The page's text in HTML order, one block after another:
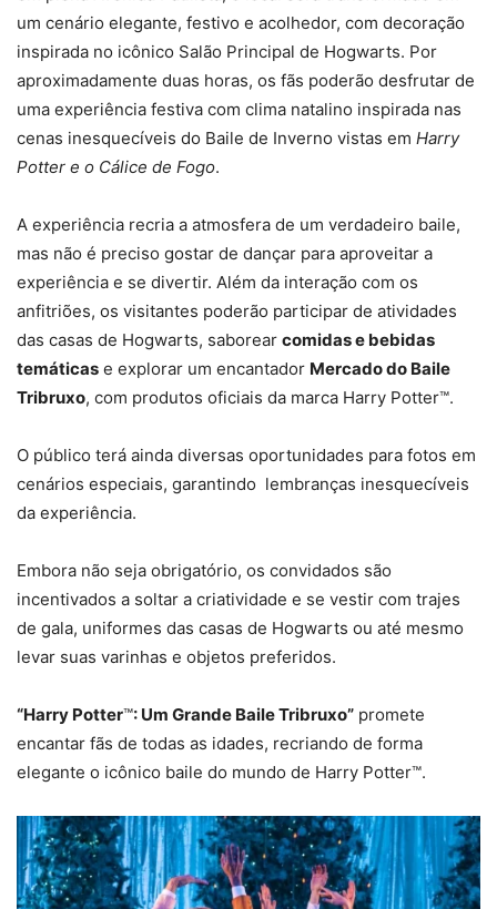
um cenário elegante, festivo e acolhedor, com decoração
inspirada no icônico Salão Principal de Hogwarts. Por
aproximadamente duas horas, os fãs poderão desfrutar de
uma experiência festiva com clima natalino inspirada nas
cenas inesquecíveis do Baile de Inverno vistas em Harry
Potter e o Cálice de Fogo.
A experiência recria a atmosfera de um verdadeiro baile,
mas não é preciso gostar de dançar para aproveitar a
experiência e se divertir. Além da interação com os
anfitriões, os visitantes poderão participar de atividades
das casas de Hogwarts, saborear comidas e bebidas
temáticas e explorar um encantador Mercado do Baile
Tribruxo, com produtos oficiais da marca Harry Potter™.
O público terá ainda diversas oportunidades para fotos em
cenários especiais, garantindo lembranças inesquecíveis
da experiência.
Embora não seja obrigatório, os convidados são
incentivados a soltar a criatividade e se vestir com trajes
de gala, uniformes das casas de Hogwarts ou até mesmo
levar suas varinhas e objetos preferidos.
“Harry Potter™: Um Grande Baile Tribruxo” promete
encantar fãs de todas as idades, recriando de forma
elegante o icônico baile do mundo de Harry Potter™.